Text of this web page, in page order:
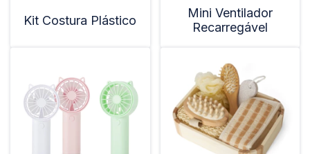
Kit Costura Plástico
Mini Ventilador
Recarregável